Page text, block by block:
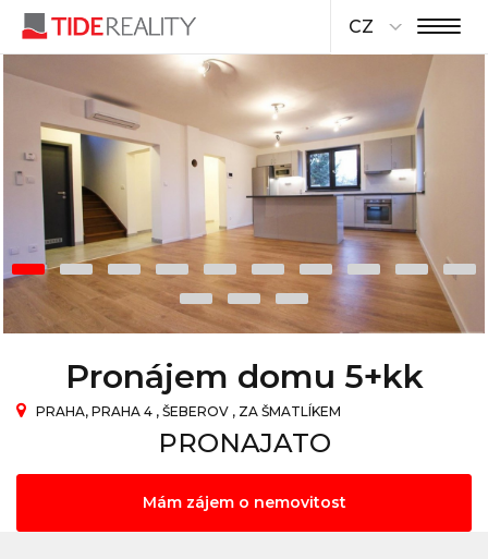
CZ
Pronájem domu 5+kk
PRAHA, PRAHA 4 , ŠEBEROV , ZA ŠMATLÍKEM
PRONAJATO
Mám zájem o nemovitost